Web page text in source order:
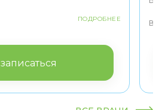
ПОДРОБНЕЕ
записаться